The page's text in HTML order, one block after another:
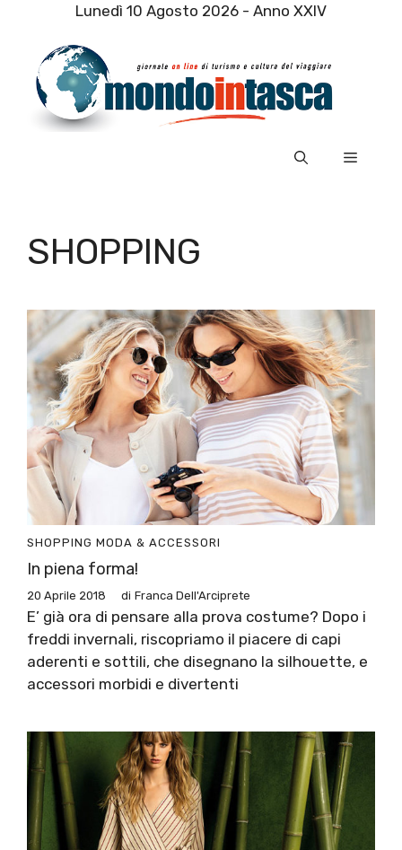
contenuto
Lunedì 10 Agosto 2026 - Anno XXIV
Menu
SHOPPING
SHOPPING MODA & ACCESSORI
In piena forma!
20 Aprile 2018 di Franca Dell'Arciprete
E’ già ora di pensare alla prova costume? Dopo i
freddi invernali, riscopriamo il piacere di capi
aderenti e sottili, che disegnano la silhouette, e
accessori morbidi e divertenti